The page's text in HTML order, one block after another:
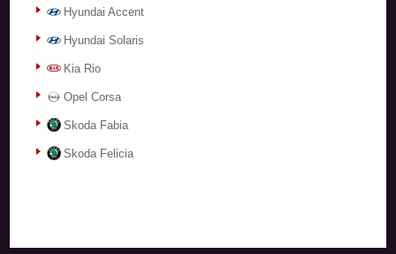
Hyundai Accent
Hyundai Solaris
Kia Rio
Opel Corsa
Skoda Fabia
Skoda Felicia